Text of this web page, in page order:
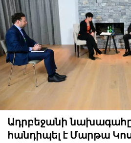
Ադրբեջանի
հանդիպել է Մարթա